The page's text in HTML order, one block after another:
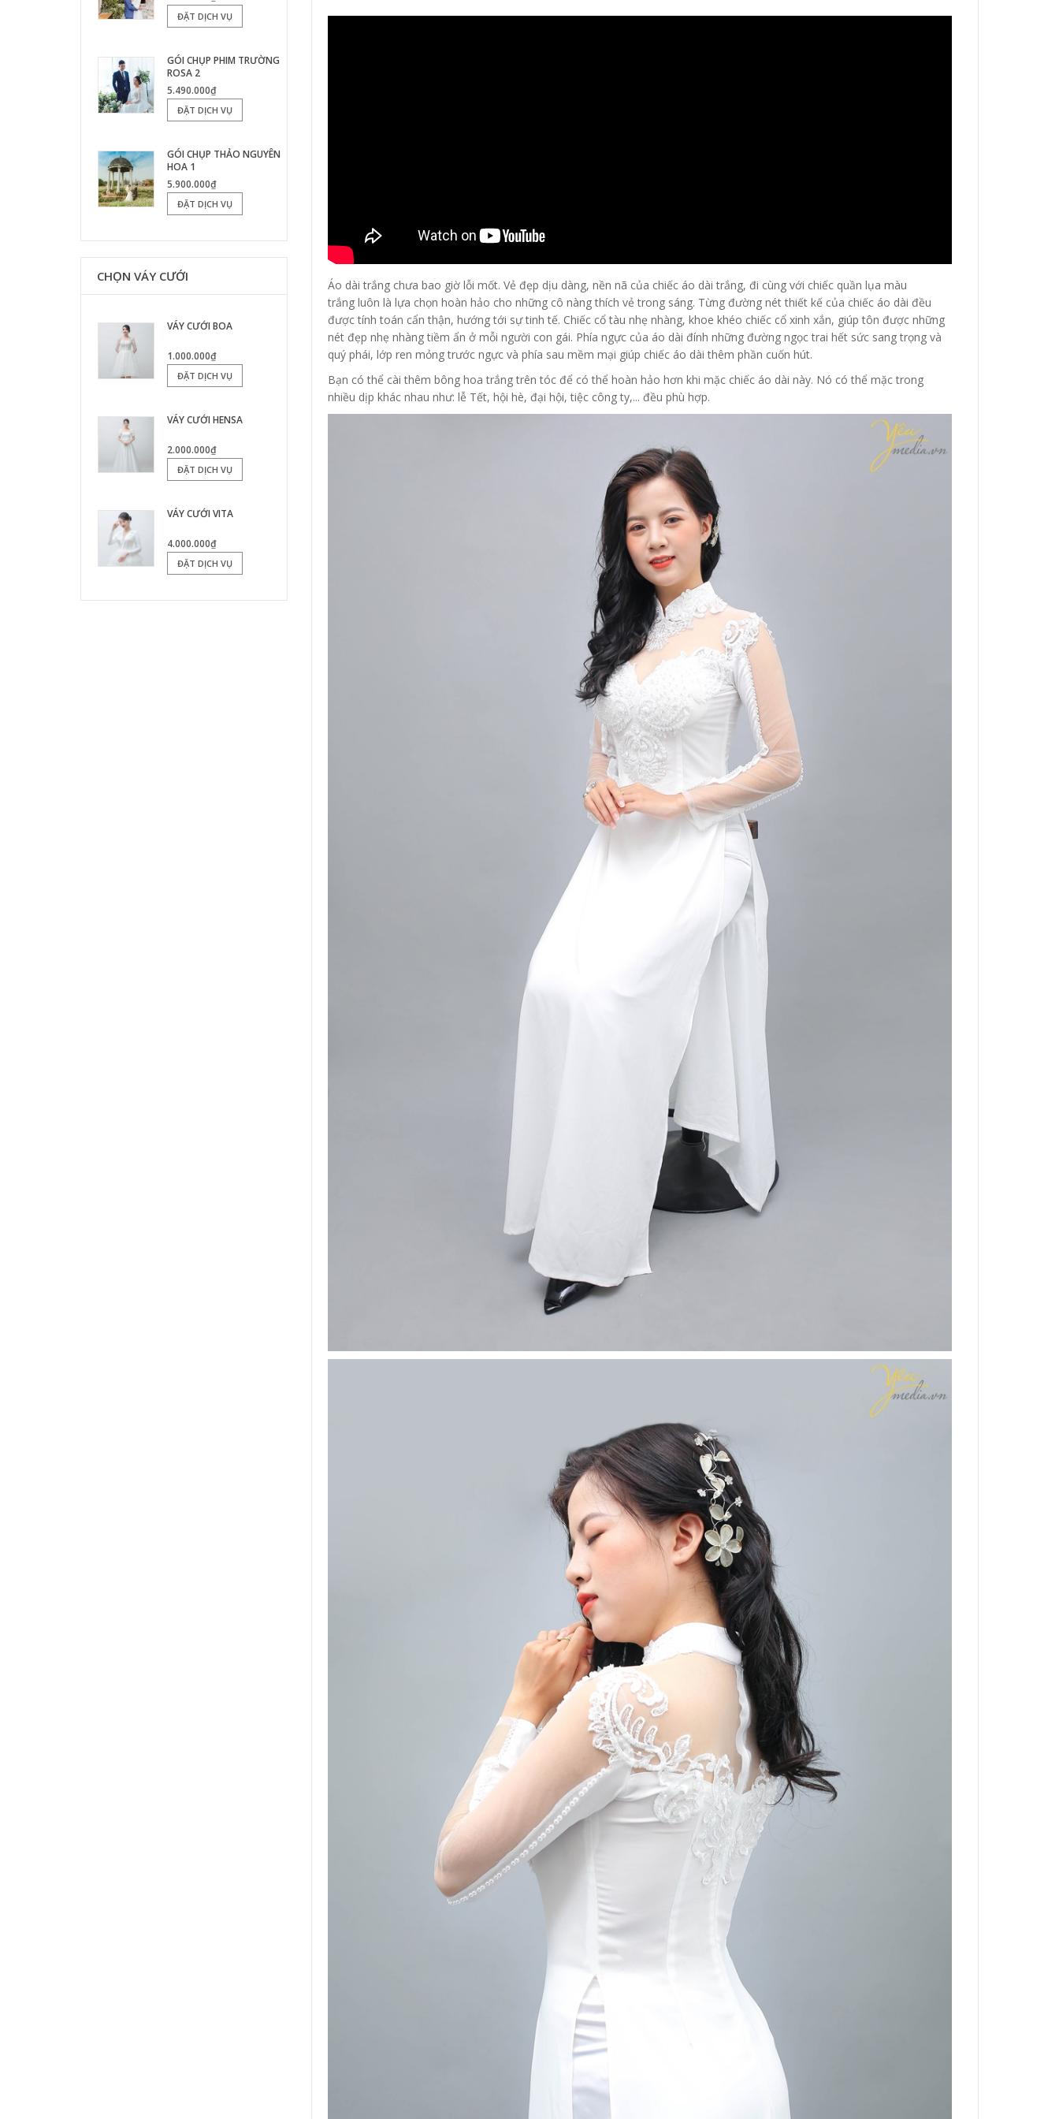
ĐẶT DỊCH VỤ
GÓI CHỤP PHIM TRƯỜNG
ROSA 2
5.490.000₫
ĐẶT DỊCH VỤ
GÓI CHỤP THẢO NGUYÊN
HOA 1
5.900.000₫
ĐẶT DỊCH VỤ
CHỌN VÁY CƯỚI
VÁY CƯỚI BOA
1.000.000₫
ĐẶT DỊCH VỤ
VÁY CƯỚI HENSA
2.000.000₫
ĐẶT DỊCH VỤ
VÁY CƯỚI VITA
4.000.000₫
ĐẶT DỊCH VỤ
Áo dài trắng chưa bao giờ lỗi mốt. Vẻ đẹp dịu dàng, nền nã của chiếc áo dài trắng, đi cùng với chiếc quần lụa màu
trắng luôn là lựa chọn hoàn hảo cho những cô nàng thích vẻ trong sáng. Từng đường nét thiết kế của chiếc áo dài đều
được tính toán cẩn thận, hướng tới sự tinh tế. Chiếc cổ tàu nhẹ nhàng, khoe khéo chiếc cổ xinh xắn, giúp tôn được những
nét đẹp nhẹ nhàng tiềm ẩn ở mỗi người con gái. Phía ngực của áo dài đính những đường ngọc trai hết sức sang trọng và
quý phái, lớp ren mỏng trước ngực và phía sau mềm mại giúp chiếc áo dài thêm phần cuốn hút.
Bạn có thể cài thêm bông hoa trắng trên tóc để có thể hoàn hảo hơn khi mặc chiếc áo dài này. Nó có thể mặc trong
nhiều dịp khác nhau như: lễ Tết, hội hè, đại hội, tiệc công ty,... đều phù hợp.